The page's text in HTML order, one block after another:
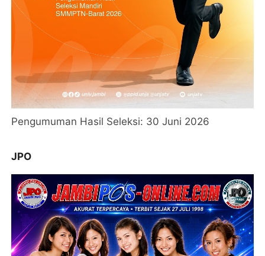
Pengumuman Hasil Seleksi: 30 Juni 2026
JPO